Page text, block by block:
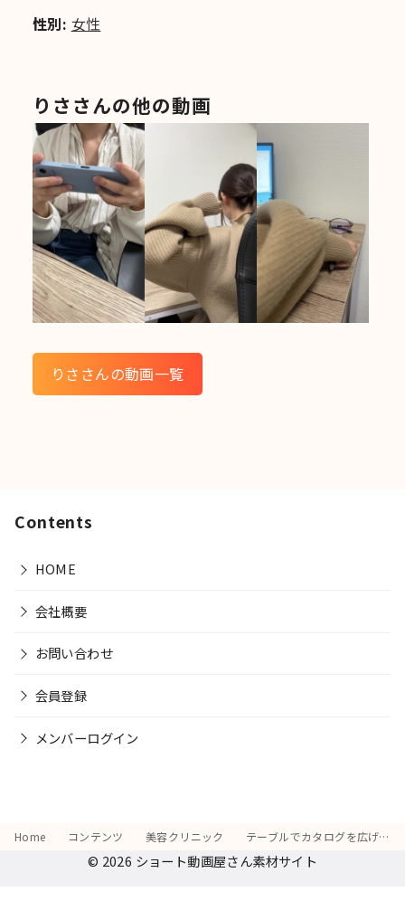
性別: 女性
りささんの他の動画
りささんの動画一覧
Contents
HOME
会社概要
お問い合わせ
会員登録
メンバーログイン
Home コンテンツ 美容クリニック テーブルでカタログを広げ、「この施術で変わるかな？」と真剣な表情を見せる様子
© 2026 ショート動画屋さん素材サイト